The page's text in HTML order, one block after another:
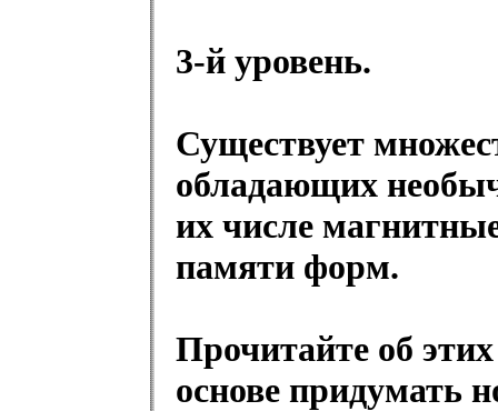
3-й уровень.
Существует
обладающих
их числе
памяти форм.
Прочитайте об
основе придумать